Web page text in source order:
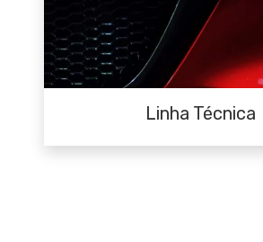
Linha Técnica